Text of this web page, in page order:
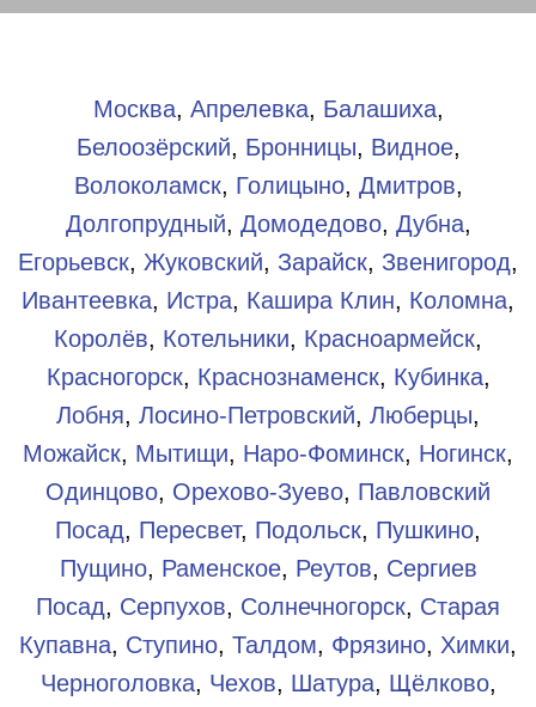
Москва, Апрелевка, Балашиха,
Белоозёрский, Бронницы, Видное,
Волоколамск, Голицыно, Дмитров,
Долгопрудный, Домодедово, Дубна,
Егорьевск, Жуковский, Зарайск, Звенигород,
Ивантеевка, Истра, Кашира Клин, Коломна,
Королёв, Котельники, Красноармейск,
Красногорск, Краснознаменск, Кубинка,
Лобня, Лосино-Петровский, Люберцы,
Можайск, Мытищи, Наро-Фоминск, Ногинск,
Одинцово, Орехово-Зуево, Павловский
Посад, Пересвет, Подольск, Пушкино,
Пущино, Раменское, Реутов, Сергиев
Посад, Серпухов, Солнечногорск, Старая
Купавна, Ступино, Талдом, Фрязино, Химки,
Черноголовка, Чехов, Шатура, Щёлково,